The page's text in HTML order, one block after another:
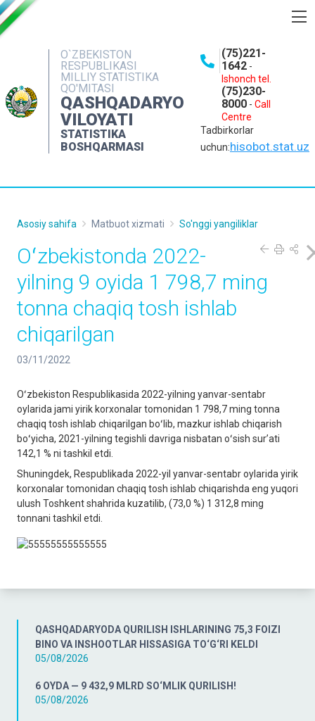
O`ZBEKISTON
RESPUBLIKASI
MILLIY STATISTIKA
QO'MITASI
QASHQADARYO
VILOYATI
STATISTIKA
BOSHQARMASI
(75)221-
1642 -
Ishonch tel.
(75)230-
8000 - Call
Centre
Tadbirkorlar
uchun:hisobot.stat.uz
OCHIQ MA'LUMOTLAR
NASHRLAR
INTERAKTIV XIZMATLAR
MATBUOT XIZMATI
KONTAKTLAR
QASHQADARYODA QURILISH ISHLARINING 75,3 FOIZI
BINO VA INSHOOTLAR HISSASIGA TO‘G‘RI KELDI
05/08/2026
6 OYDA — 9 432,9 MLRD SO‘MLIK QURILISH!
05/08/2026
Asosiy sahifa Matbuot xizmati So'nggi yangiliklar
Oʻzbekistonda 2022-
yilning 9 oyida 1 798,7 ming
tonna chaqiq tosh ishlab
chiqarilgan
03/11/2022
Oʻzbekiston Respublikasida 2022-yilning yanvar-sentabr
oylarida jami yirik korxonalar tomonidan 1 798,7 ming tonna
chaqiq tosh ishlab chiqarilgan boʻlib, mazkur ishlab chiqarish
boʻyicha, 2021-yilning tegishli davriga nisbatan oʻsish surʼati
142,1 % ni tashkil etdi.
Shuningdek, Respublikada 2022-yil yanvar-sentabr oylarida yirik
korxonalar tomonidan chaqiq tosh ishlab chiqarishda eng yuqori
ulush Toshkent shahrida kuzatilib, (73,0 %) 1 312,8 ming
tonnani tashkil etdi.